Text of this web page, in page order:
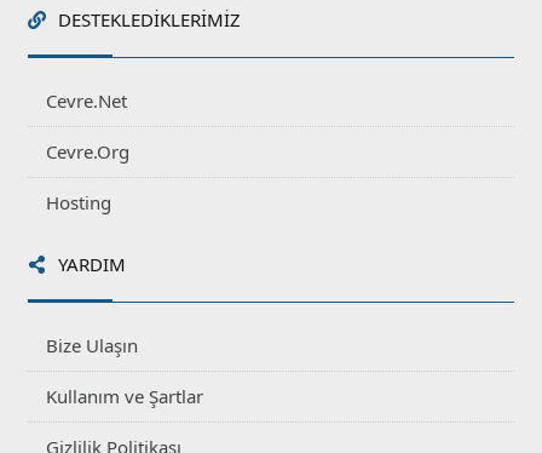
DESTEKLEDIKLERIMIZ
Cevre.Net
Cevre.Org
Hosting
YARDIM
Bize Ulaşın
Kullanım ve Şartlar
Gizlilik Politikası